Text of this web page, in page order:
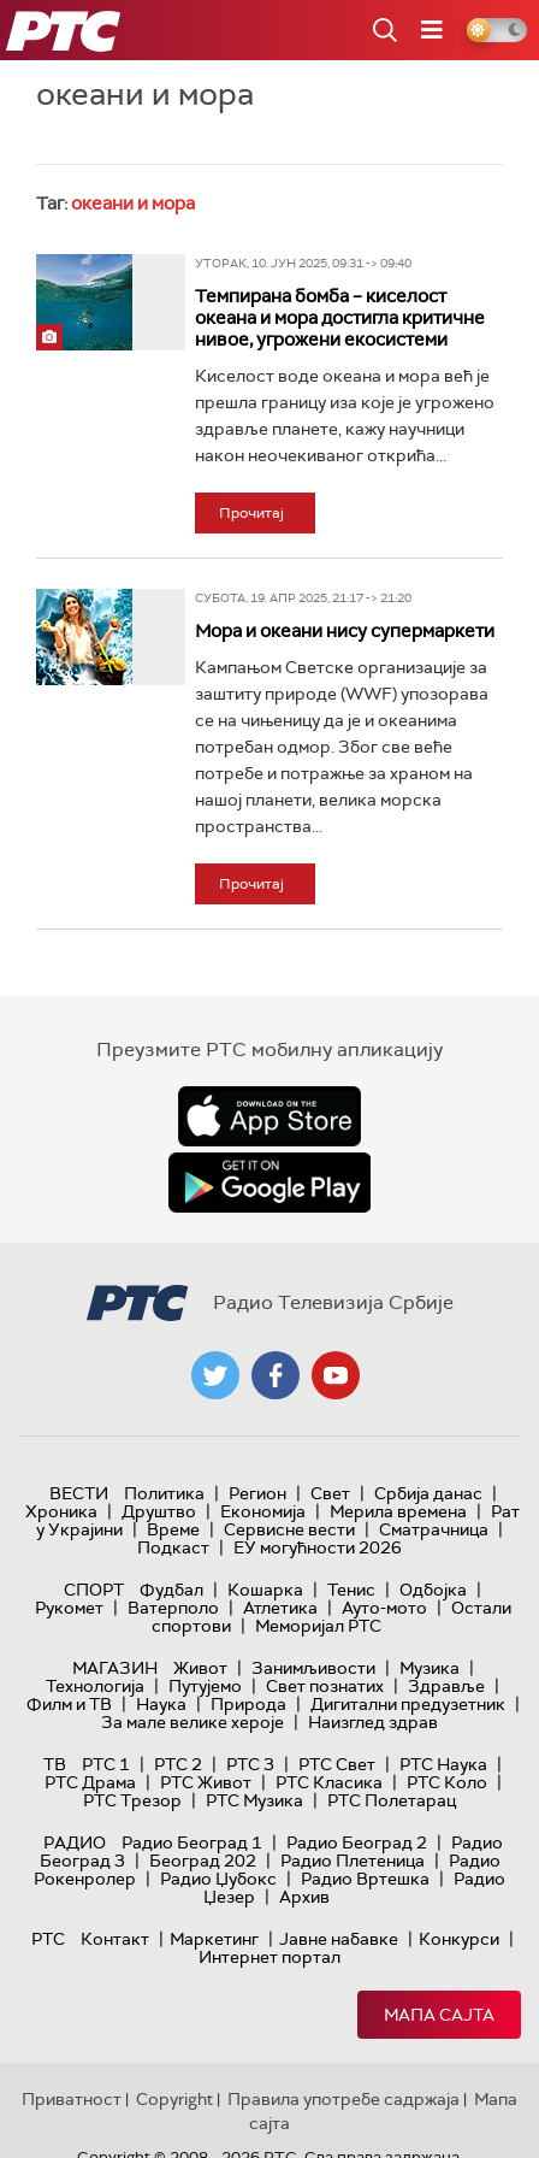
РТС
океани и мора
Таг:океани и мора
УТОРАК, 10. ЈУН 2025, 09:31 -> 09:40
Темпирана бомба – киселост
океана и мора достигла критичне
нивое, угрожени екосистеми
Киселост воде океана и мора већ је
прешла границу иза које је угрожено
здравље планете, кажу научници
након неочекиваног открића...
Прочитај
СУБОТА, 19. АПР 2025, 21:17 -> 21:20
Мора и океани нису супермаркети
Кампањом Светске организације за
заштиту природе (WWF) упозорава
се на чињеницу да је и океанима
потребан одмор. Због све веће
потребе и потражње за храном на
нашој планети, велика морска
пространства...
Прочитај
Преузмите РТС мобилну апликацију
Радио Телевизија Србије
ВЕСТИ Политика | Регион | Свет | Србија данас |
Хроника | Друштво | Економија | Мерила времена | Рат
у Украјини | Време | Сервисне вести | Сматрачница |
Подкаст | ЕУ могућности 2026
СПОРТ
Фудбал | Кошарка | Тенис | Одбојка |
Рукомет | Ватерполо | Атлетика | Ауто-мото | Остали
спортови | Меморијал РТС
МАГАЗИН
Живот | Занимљивости | Музика |
Технологијa | Путујемо | Свет познатих | Здравље |
Филм и ТВ | Наука | Природа | Дигитални предузетник |
За мале велике хероје | Наизглед здрав
ТВ
РТС 1 | РТС 2 | РТС 3 | РТС Свет | РТС Наука |
РТС Драма | РТС Живот | РТС Класика | РТС Коло |
РТС Трезор | РТС Музика | РТС Полетарац
РАДИО
Радио Београд 1 | Радио Београд 2 | Радио
Београд 3 | Београд 202 | Радио Плетеница | Радио
Рокенролер | Радио Џубокс | Радио Вртешка | Радио
Џезер | Архив
РТС
Контакт | Маркетинг | Јавне набавке | Конкурси |
Интернет портал
МАПА САЈТА
Приватност | Copyright | Правила употребе садржаја | Мапа
сајта